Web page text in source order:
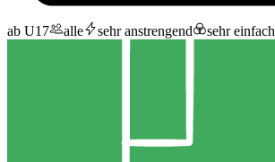
ab U17 alle sehr anstrengend sehr einfach